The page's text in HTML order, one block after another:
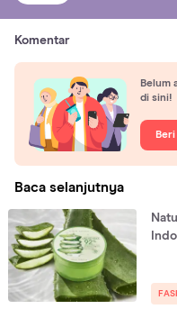
Komentar
Belum
di sini!
Baca selanjutnya